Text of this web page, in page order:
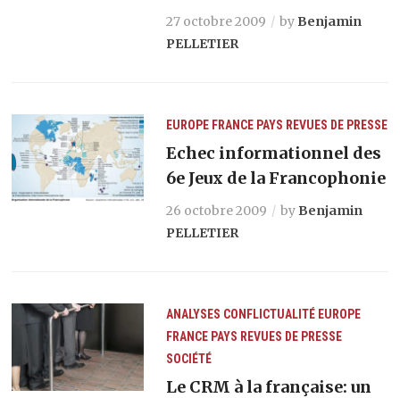
27 octobre 2009 by Benjamin
PELLETIER
EUROPE FRANCE PAYS REVUES DE PRESSE
Echec informationnel des
6e Jeux de la Francophonie
26 octobre 2009 by Benjamin
PELLETIER
ANALYSES CONFLICTUALITÉ EUROPE
FRANCE PAYS REVUES DE PRESSE
SOCIÉTÉ
Le CRM à la française: un